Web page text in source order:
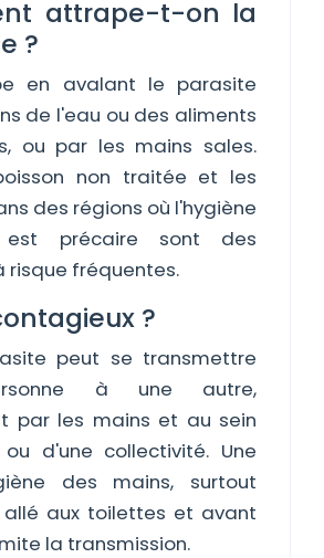
attrape-t-on la
?
en avalant le parasite
de l'eau ou des aliments
ou par les mains sales.
non traitée et les
des régions où l'hygiène
précaire sont des
risque fréquentes.
?
peut se transmettre
à une autre,
par les mains et au sein
d'une collectivité. Une
des mains, surtout
aux toilettes et avant
la transmission.